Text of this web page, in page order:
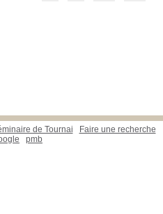
de Tournai
Faire une recherche
pmb